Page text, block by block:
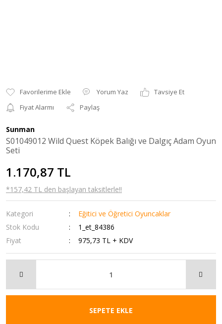
Yorum Yaz
Tavsiye Et
Fiyat Alarmı
Paylaş
Sunman
S01049012 Wild Quest Köpek Balığı ve Dalgıç Adam Oyun
Seti
1.170,87 TL
*157,42 TL den başlayan taksitlerle!!
Kategori
Eğitici ve Öğretici Oyuncaklar
Stok Kodu
1_et_84386
Fiyat
975,73 TL + KDV
SEPETE EKLE